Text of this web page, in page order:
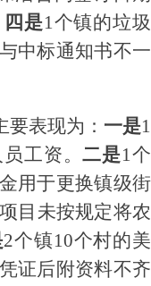
四是1个镇的垃圾
中标通知书不一
要表现为： 一是1
工资。二是1个
用于更换镇级街
目未按规定将农
2个镇10个村的美
证后附资料不齐